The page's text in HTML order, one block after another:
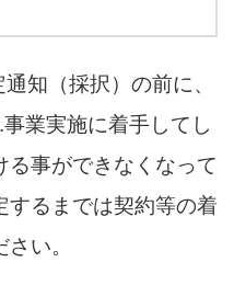
知（採択）の前に、
業実施に着手してし
る事ができなくなって
するまでは契約等の着
い。